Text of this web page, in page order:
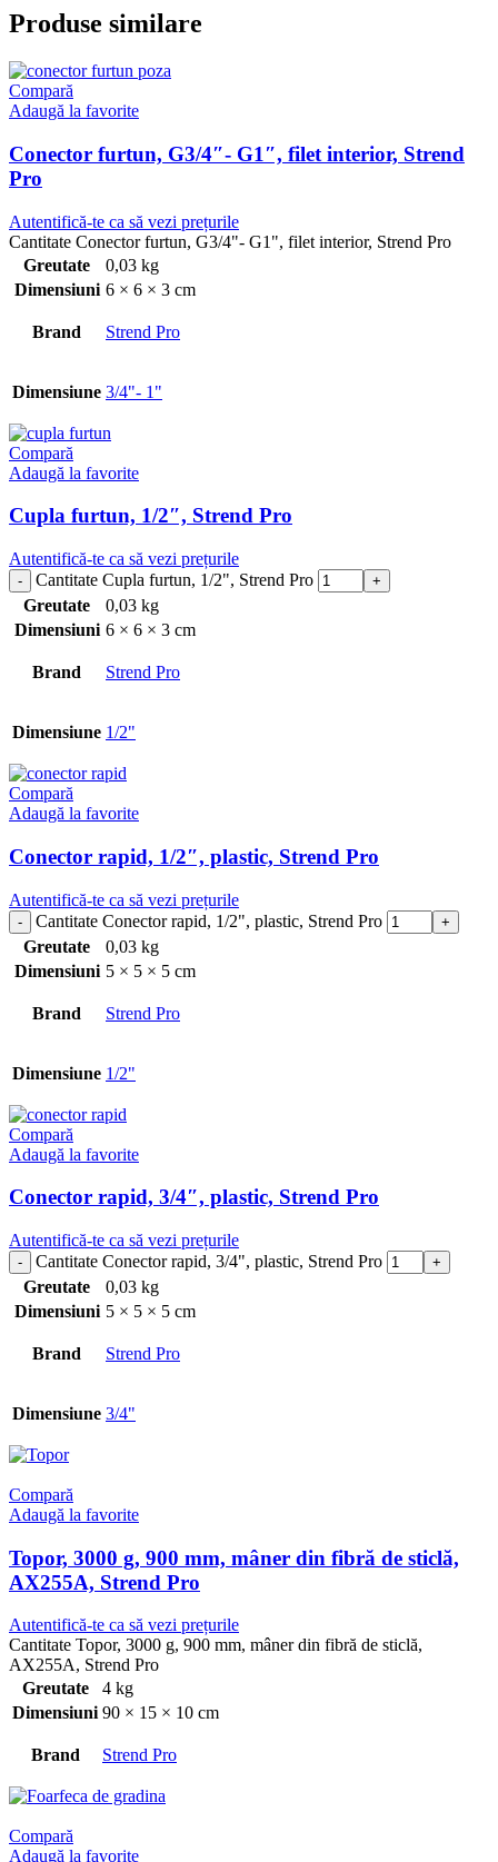
Produse similare
Compară
Adaugă la favorite
Conector furtun, G3/4″- G1″, filet interior, Strend
Pro
Autentifică-te ca să vezi prețurile
Cantitate Conector furtun, G3/4"- G1", filet interior, Strend Pro
Greutate
0,03 kg
Dimensiuni 6 × 6 × 3 cm
Brand Strend Pro
Dimensiune 3/4"- 1"
Compară
Adaugă la favorite
Cupla furtun, 1/2″, Strend Pro
Autentifică-te ca să vezi prețurile
Cantitate Cupla furtun, 1/2", Strend Pro
Greutate
0,03 kg
Dimensiuni 6 × 6 × 3 cm
Brand Strend Pro
Dimensiune 1/2"
Compară
Adaugă la favorite
Conector rapid, 1/2″, plastic, Strend Pro
Autentifică-te ca să vezi prețurile
Cantitate Conector rapid, 1/2", plastic, Strend Pro
Greutate
0,03 kg
Dimensiuni 5 × 5 × 5 cm
Brand Strend Pro
Dimensiune 1/2"
Compară
Adaugă la favorite
Conector rapid, 3/4″, plastic, Strend Pro
Autentifică-te ca să vezi prețurile
Cantitate Conector rapid, 3/4", plastic, Strend Pro
Greutate
0,03 kg
Dimensiuni 5 × 5 × 5 cm
Brand Strend Pro
Dimensiune 3/4"
Compară
Adaugă la favorite
Topor, 3000 g, 900 mm, mâner din fibră de sticlă,
AX255A, Strend Pro
Autentifică-te ca să vezi prețurile
Cantitate Topor, 3000 g, 900 mm, mâner din fibră de sticlă,
AX255A, Strend Pro
Greutate
4 kg
Dimensiuni 90 × 15 × 10 cm
Brand Strend Pro
Compară
Adaugă la favorite